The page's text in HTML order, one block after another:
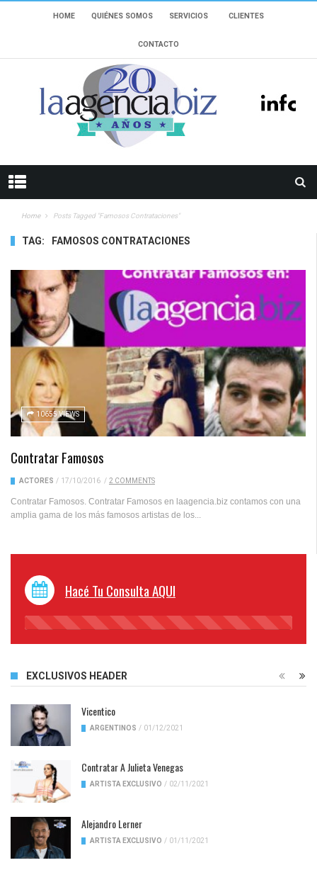
HOME QUIÉNES SOMOS SERVICIOS CLIENTES
CONTACTO
Home Posts Tagged "famosos Contrataciones"
TAG: FAMOSOS CONTRATACIONES
10655 VIEWS
Contratar Famosos
ACTORES / 17/10/2016 / 2 COMMENTS
Contratar Famosos. Contratar Famosos en laagencia.biz contamos con una
amplia gama de los más famosos artistas de los...
Hacé Tu Consulta AQUI
45%
EXCLUSIVOS HEADER
Vicentico
ARGENTINOS / 01/12/2021
Contratar A Julieta Venegas
ARTISTA EXCLUSIVO / 02/11/2021
Alejandro Lerner
ARTISTA EXCLUSIVO / 01/11/2021